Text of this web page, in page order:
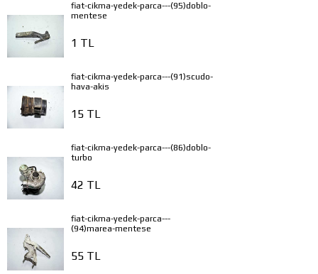
fiat-cikma-yedek-parca---(95)doblo-
mentese
1 TL
fiat-cikma-yedek-parca---(91)scudo-
hava-akis
15 TL
fiat-cikma-yedek-parca---(86)doblo-
turbo
42 TL
fiat-cikma-yedek-parca---
(94)marea-mentese
55 TL